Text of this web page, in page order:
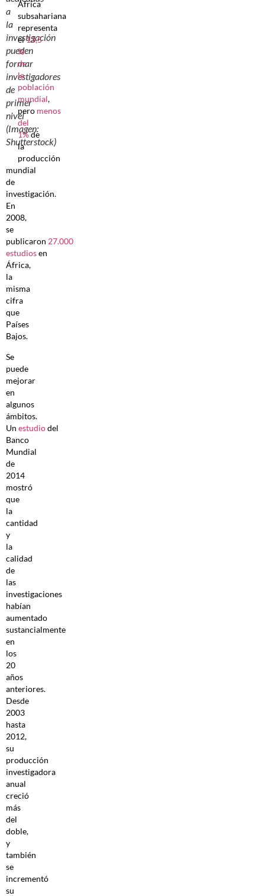
a
la
investigación
pueden
formar
investigadores
de
primer
nivel
(Imagen:
Shutterstock)
África
subsahariana
representa
el13,5
%
de
la
población
mundial,
pero menos
del
1%de
la
producción
mundial
de
investigación.
En
2008,
se
publicaron 27.000
estudiosen
África,
la
misma
cifra
que
Países
Bajos.
Se
puede
mejorar
en
algunos
ámbitos.
Un estudiodel
Banco
Mundial
de
2014
mostró
que
la
cantidad
y
la
calidad
de
las
investigaciones
habían
aumentado
sustancialmente
en
los
20
años
anteriores.
Desde
2003
hasta
2012,
su
producción
investigadora
anual
creció
más
del
doble,
y
también
se
incrementó
su